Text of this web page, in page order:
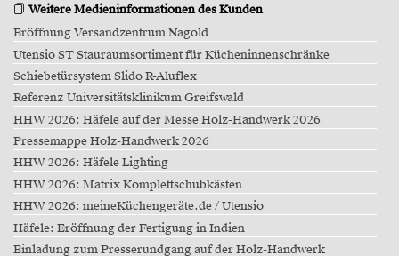
Weitere Medieninformationen des Kunden
Eröffnung Versandzentrum Nagold
Utensio ST Stauraumsortiment für Kücheninnenschränke
Schiebetürsystem Slido R-Aluflex
Referenz Universitätsklinikum Greifswald
HHW 2026: Häfele auf der Messe Holz-Handwerk 2026
Pressemappe Holz-Handwerk 2026
HHW 2026: Häfele Lighting
HHW 2026: Matrix Komplettschubkästen
HHW 2026: meineKüchengeräte.de / Utensio
Häfele: Eröffnung der Fertigung in Indien
Einladung zum Presserundgang auf der Holz-Handwerk